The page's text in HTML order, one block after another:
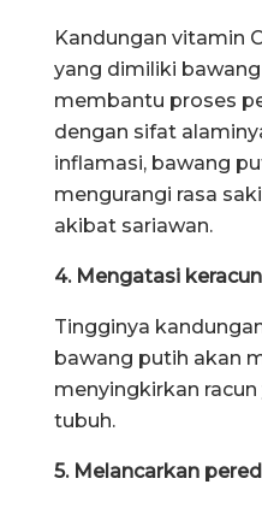
Kandungan vitamin
yang dimiliki
membantu proses
dengan sifat
inflamasi, bawang
mengurangi rasa
akibat sariawan.
4. Mengatasi
Tingginya
bawang putih akan
menyingkirkan
tubuh.
5. Melancarkan